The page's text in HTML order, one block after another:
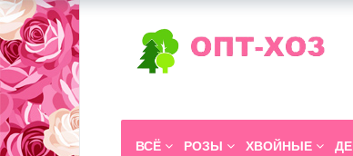
ВСЁ РОЗЫ ХВОЙНЫЕ